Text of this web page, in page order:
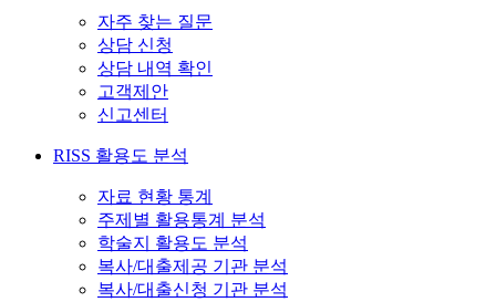
자주 찾는 질문
상담 신청
상담 내역 확인
고객제안
신고센터
RISS 활용도 분석
자료 현황 통계
주제별 활용통계 분석
학술지 활용도 분석
복사/대출제공 기관 분석
복사/대출신청 기관 분석